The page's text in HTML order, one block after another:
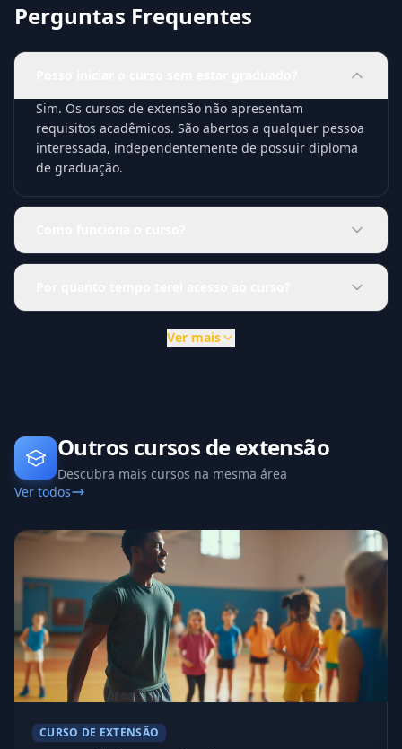
Perguntas Frequentes
Sim. Os cursos de extensão não apresentam
requisitos acadêmicos. São abertos a qualquer pessoa
interessada, independentemente de possuir diploma
de graduação.
Ver mais
Outros cursos de extensão
Descubra mais cursos na mesma área
Ver todos
CURSO DE EXTENSÃO